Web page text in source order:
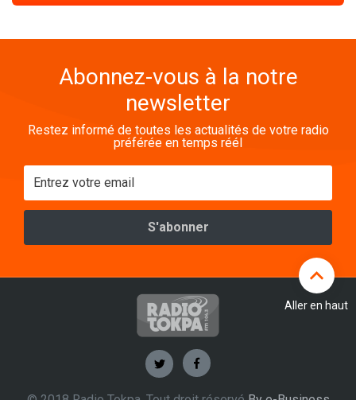
Abonnez-vous à la notre
newsletter
Restez informé de toutes les actualités de votre radio
préférée en temps réél
Aller en haut